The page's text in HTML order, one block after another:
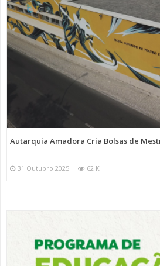
Autarquia Amadora Cria Bolsas de
31 Outubro 2025 62 K